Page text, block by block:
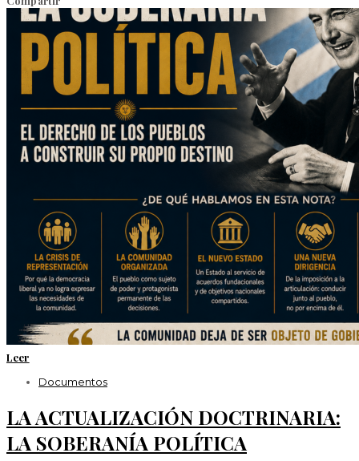
Leer
Documentos
LA ACTUALIZACIÓN DOCTRINARIA:
LA SOBERANÍA POLÍTICA